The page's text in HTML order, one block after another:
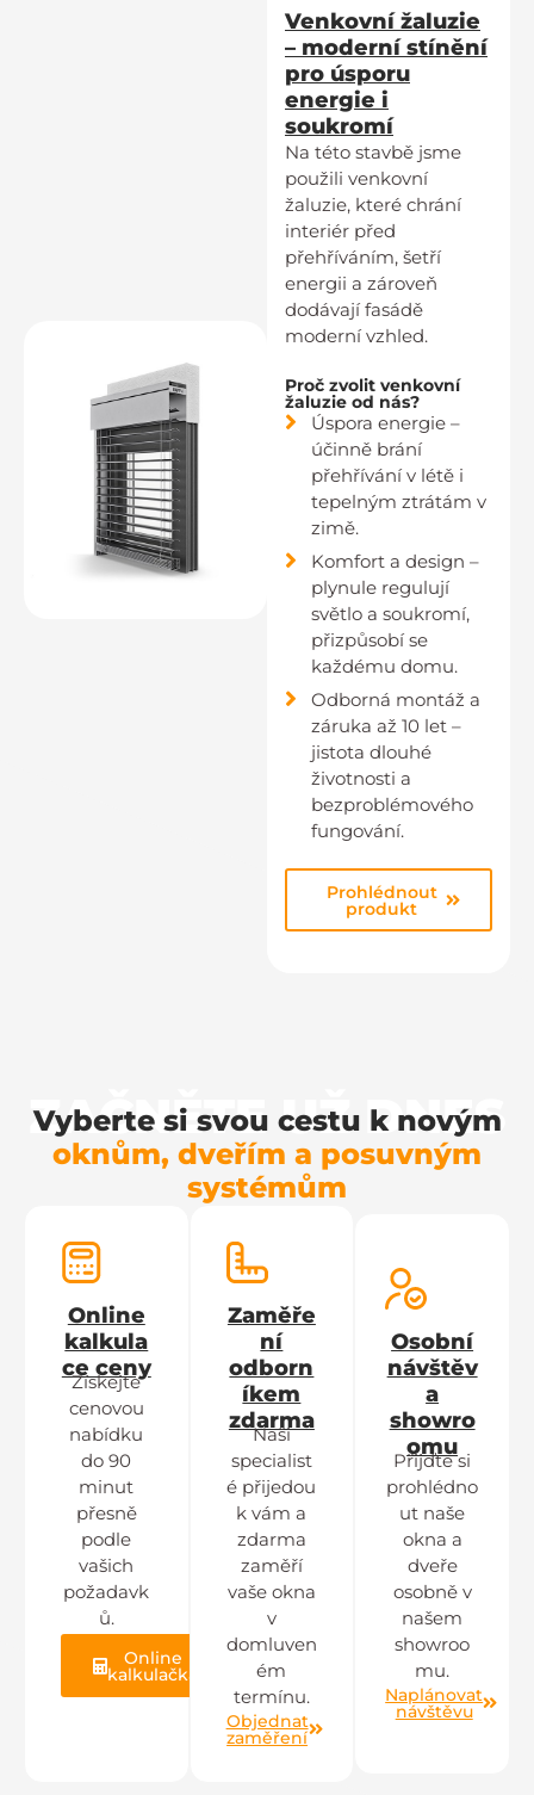
Venkovní žaluzie
– moderní stínění
pro úsporu
energie i
soukromí
Na této stavbě jsme
použili venkovní
žaluzie, které chrání
interiér před
přehříváním, šetří
energii a zároveň
dodávají fasádě
moderní vzhled.
Proč zvolit venkovní
žaluzie od nás?
Úspora energie –
účinně brání
přehřívání v létě i
tepelným ztrátám v
zimě.
Komfort a design –
plynule regulují
světlo a soukromí,
přizpůsobí se
každému domu.
Odborná montáž a
záruka až 10 let –
jistota dlouhé
životnosti a
bezproblémového
fungování.
Prohlédnout
produkt
ZAČNĚTE UŽ DNES
Vyberte si svou cestu k novým
oknům, dveřím a posuvným
systémům
Online
kalkula
ce ceny
Získejte
cenovou
nabídku
do 90
minut
přesně
podle
vašich
požadavk
ů.
Online
kalkulačka
Zaměře
ní
odborn
íkem
zdarma
Naši
specialist
é přijedou
k vám a
zdarma
zaměří
vaše okna
v
domluven
ém
termínu.
Objednat
zaměření
Osobní
návštěv
a
showro
omu
Přijďte si
prohlédno
ut naše
okna a
dveře
osobně v
našem
showroo
mu.
Naplánovat
návštěvu